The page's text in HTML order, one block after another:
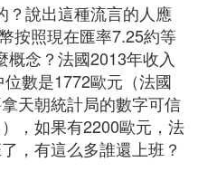
？說出這種流言的人應
按照現在匯率7.25約等
念？法國2013年收入
數是1772歐元（法國
天朝統計局的數字可信
，如果有2200歐元，法
，有這么多誰還上班？